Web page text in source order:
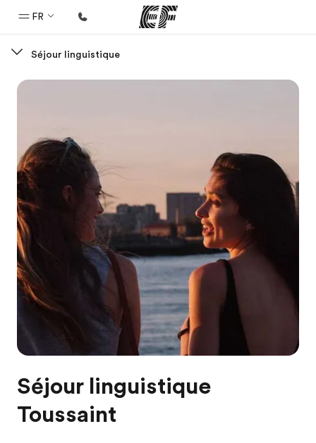
FR
Bienvenue chez EF
Nos offres
Bureaux
Trouver un bureau
A propos de nous
Qui sommes-nous ?
EF recrute
Rejoignez nos équipes
Séjour linguistique
Séjour linguistique
Toussaint